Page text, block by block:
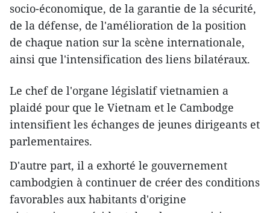
socio-économique, de la garantie de la sécurité,
de la défense, de l'amélioration de la position
de chaque nation sur la scène internationale,
ainsi que l'intensification des liens bilatéraux.
Le chef de l'organe législatif vietnamien a
plaidé pour que le Vietnam et le Cambodge
intensifient les échanges de jeunes dirigeants et
parlementaires.
D'autre part, il a exhorté le gouvernement
cambodgien à continuer de créer des conditions
favorables aux habitants d'origine